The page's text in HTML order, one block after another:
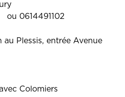
ou 0614491102
Plessis, entrée Avenue
Colomiers